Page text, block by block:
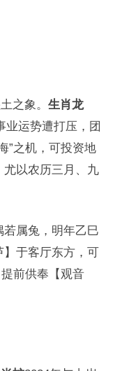
之象。 生肖龙
业运势遭打压，团
”之机，可投资地
尤以农历三月、九
若属兔，明年乙巳
于客厅东方，可
前供奉【观音